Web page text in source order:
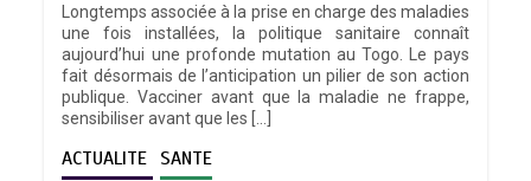
Longtemps associée à la prise en charge des maladies
une fois installées, la politique sanitaire connaît
aujourd’hui une profonde mutation au Togo. Le pays
fait désormais de l’anticipation un pilier de son action
publique. Vacciner avant que la maladie ne frappe,
sensibiliser avant que les […]
ACTUALITE SANTE